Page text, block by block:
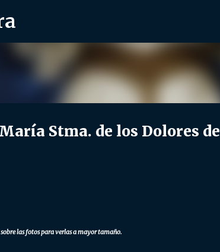
Stma. de los Dolores de
las fotos para verlas a mayor tamaño.